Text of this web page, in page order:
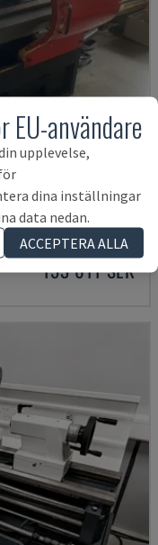
153 611 SEK
användare
upplevelse,
dina inställningar
data nedan.
ACCEPTERA ALLA